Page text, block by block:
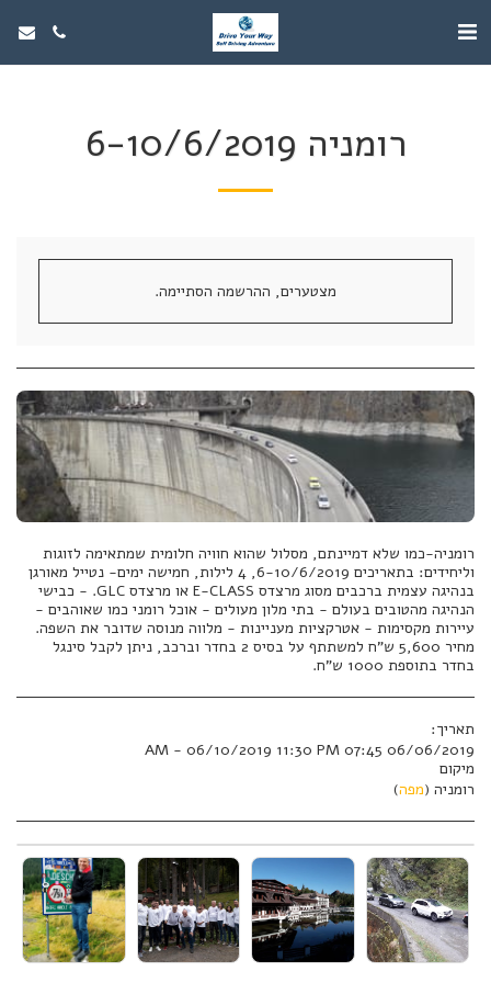
רומניה 6-10/6/2019
מצטערים, ההרשמה הסתיימה.
רומניה-כמו שלא דמיינתם, מסלול שהוא חוויה חלומית שמתאימה לזוגות
וליחידים: בתאריכים 6-10/6/2019, 4 לילות, חמישה ימים- נטייל מאורגן
בנהיגה עצמית ברכבים מסוג מרצדס E-CLASS או מרצדס GLC. - כבישי
הנהיגה מהטובים בעולם - בתי מלון מעולים - אוכל רומני כמו שאוהבים -
עיירות מקסימות - אטרקציות מעניינות - מלווה מנוסה שדובר את השפה.
מחיר 5,600 ש"ח למשתתף על בסיס 2 בחדר וברכב, ניתן לקבל סינגל
בחדר בתוספת 1000 ש"ח.
תאריך:
06/06/2019 07:45 AM - 06/10/2019 11:30 PM
מיקום
רומניה (מפה)